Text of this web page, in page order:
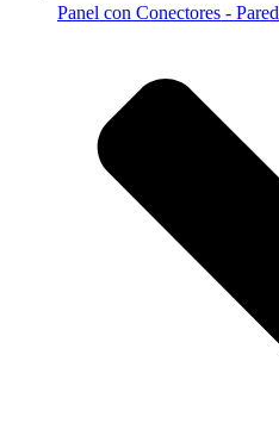
Panel con Conectores - Pared